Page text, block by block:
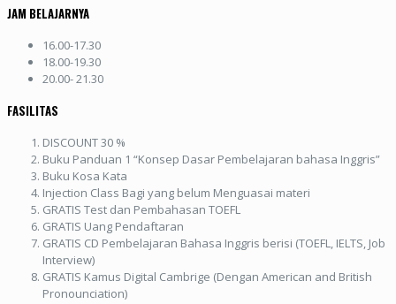
JAM BELAJARNYA
16.00-17.30
18.00-19.30
20.00- 21.30
FASILITAS
DISCOUNT 30 %
Buku Panduan 1 “Konsep Dasar Pembelajaran bahasa Inggris”
Buku Kosa Kata
Injection Class Bagi yang belum Menguasai materi
GRATIS Test dan Pembahasan TOEFL
GRATIS Uang Pendaftaran
GRATIS CD Pembelajaran Bahasa Inggris berisi (TOEFL, IELTS, Job
Interview)
GRATIS Kamus Digital Cambrige (Dengan American and British
Pronounciation)